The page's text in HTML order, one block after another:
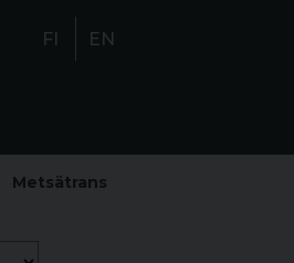
FI EN
Metsätrans